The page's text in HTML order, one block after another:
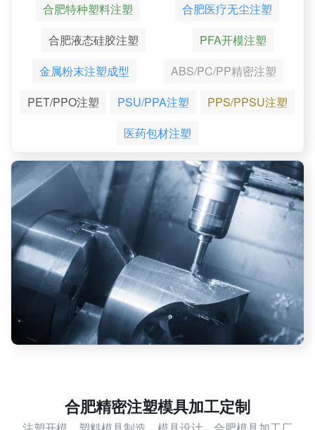
合肥特种塑料注塑
合肥医疗无尘注塑
合肥液态硅胶注塑
PFA开模注塑
金属粉末注塑成型
ABS/PC/PP精密注塑
PET/PPO注塑
PSU/PPA注塑
PPS/PPSU注塑
医药包材注塑
合肥精密注塑模具加工定制